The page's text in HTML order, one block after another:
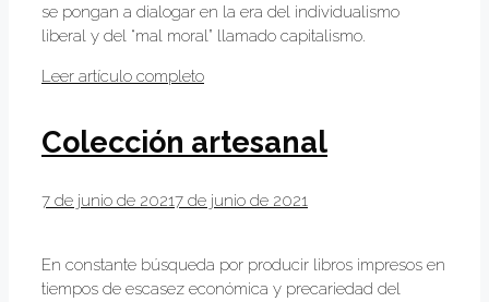
se pongan a dialogar en la era del individualismo
liberal y del “mal moral” llamado capitalismo.
Leer artículo completo
Colección artesanal
7 de junio de 20217 de junio de 2021
En constante búsqueda por producir libros impresos en
tiempos de escasez económica y precariedad del